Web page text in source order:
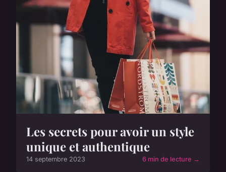
Les secrets pour avoir un style
unique et authentique
14 septembre 2023 6 min de lecture →